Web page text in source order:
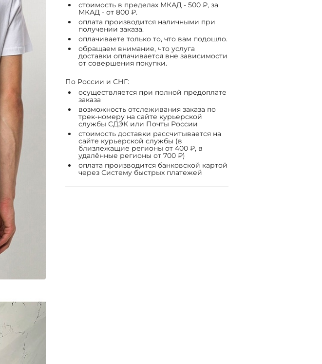
стоимость в пределах МКАД - 500 ₽, за
МКАД - от 800 ₽.
оплата производится наличными при
получении заказа.
оплачиваете только то, что вам подошло.
обращаем внимание, что услуга
доставки оплачивается вне зависимости
от совершения покупки.
По России и СНГ:
осуществляется при полной предоплате
заказа
возможность отслеживания заказа по
трек-номеру на сайте курьерской
службы СДЭК или Почты России
стоимость доставки рассчитывается на
сайте курьерской службы (в
близлежащие регионы от 400 ₽, в
удалённые регионы от 700 ₽)
оплата производится банковской картой
через Систему быстрых платежей